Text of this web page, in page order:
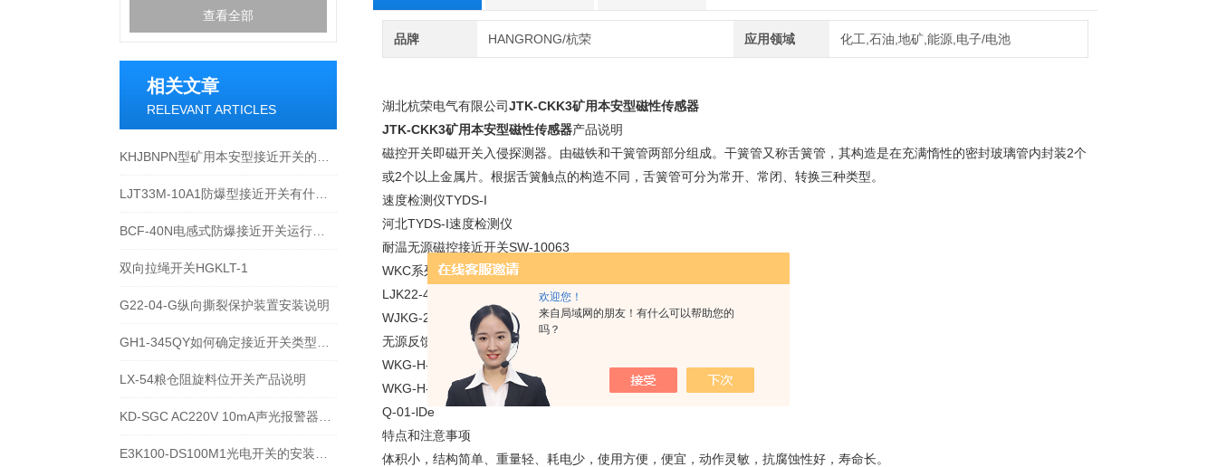
欢迎您！
来自局域网的朋友！有什么可以帮助您的
吗？
查看全部
相关文章
RELEVANT ARTICLES
双向拉绳开关HGKLT-1
G22-04-G纵向撕裂保护装置安装说明
LX-54粮仓阻旋料位开关产品说明
品牌 HANGRONG/杭荣 应用领域 化工,石油,地矿,能源,电子/电池
湖北杭荣电气有限公司JTK-CKK3矿用本安型磁性传感器
JTK-CKK3矿用本安型磁性传感器产品说明
磁控开关即磁开关入侵探测器。由磁铁和干簧管两部分组成。干簧管又称舌簧管，其构造是在充满惰性的密封玻璃管内封装2个
或2个以上金属片。根据舌簧触点的构造不同，舌簧管可分为常开、常闭、转换三种类型。
速度检测仪TYDS-I
河北TYDS-I速度检测仪
耐温无源磁控接近开关SW-10063
WKC系列无源磁控开关;WKC-A508无源接近开关
LJK22-4015KH，BFJK-3B，FJA18-4050KH 无源
WJKG-22耐温无源磁性接近开关
无源反馈HQJK16-2020KH-C
WKG-H-LE无源接近传感器
WKG-H-A01-LED
Q-01-lDe
特点和注意事项
体积小，结构简单、重量轻、耗电少，使用方便，便宜，动作灵敏，抗腐蚀性好，寿命长。